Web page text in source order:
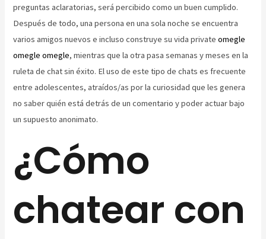
preguntas aclaratorias, será percibido como un buen cumplido.
Después de todo, una persona en una sola noche se encuentra
varios amigos nuevos e incluso construye su vida privateomegle
omegle omegle, mientras que la otra pasa semanas y meses en la
ruleta de chat sin éxito. El uso de este tipo de chats es frecuente
entre adolescentes, atraídos/as por la curiosidad que les genera
no saber quién está detrás de un comentario y poder actuar bajo
un supuesto anonimato.
¿Cómo
chatear con